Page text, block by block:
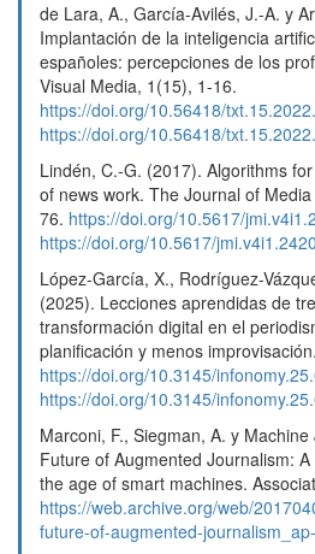
de Lara, A., García-Avilés, J.-A. y
Implantación de la inteligencia
españoles: percepciones de los
Visual Media, 1(15), 1-16.
https://doi.org/10.56418/
https://doi.org/10.56418/
Lindén, C.-G. (2017). Algorithms
of news work. The Journal of
76. https://doi.org/10.5617/
https://doi.org/10.5617/jmi.v4i1.2420
López-García, X., Rodríguez-
(2025). Lecciones aprendidas de
transformación digital en el
planificación y menos
https://doi.org/10.3145/
https://doi.org/10.3145/
Marconi, F., Siegman, A. y
Future of Augmented Journalism:
the age of smart machines.
https://web.archive.org/web/
future-of-augmented-